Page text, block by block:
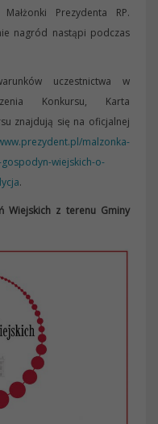
Prezydenta RP.
nagród nastąpi podczas
uczestnictwa w
Konkursu, Karta
znajdują się na oficjalnej
malzonka-
wiejskich-o-
.
Wiejskich z terenu Gminy